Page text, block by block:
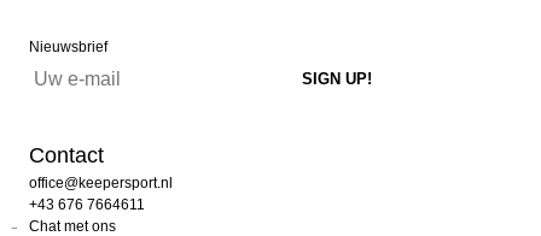
Nieuwsbrief
Contact
office@keepersport.nl
+43 676 7664611
Chat met ons